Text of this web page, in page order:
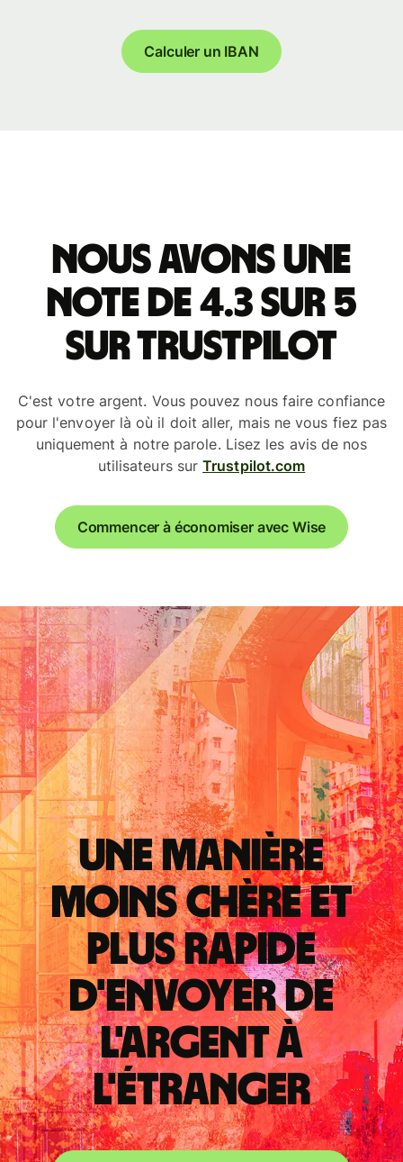
Calculer un IBAN
Nous avons une
note de 4.3 sur 5
sur Trustpilot
C'est votre argent. Vous pouvez nous faire confiance
pour l'envoyer là où il doit aller, mais ne vous fiez pas
uniquement à notre parole. Lisez les avis de nos
utilisateurs surTrustpilot.com
Commencer à économiser avec Wise
Une manière
moins chère et
plus rapide
d'envoyer de
l'argent à
l'étranger